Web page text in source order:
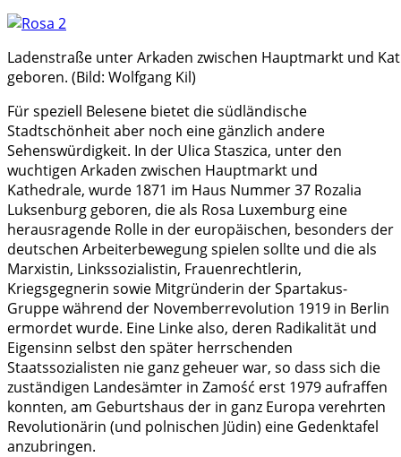
Ladenstraße unter Arkaden zwischen Hauptmarkt und
geboren. (Bild: Wolfgang Kil)
Für speziell Belesene bietet die südländische
Stadtschönheit aber noch eine gänzlich andere
Sehenswürdigkeit. In der Ulica Staszica, unter den
wuchtigen Arkaden zwischen Hauptmarkt und
Kathedrale, wurde 1871 im Haus Nummer 37 Rozalia
Luksenburg geboren, die als Rosa Luxemburg eine
herausragende Rolle in der europäischen, besonders der
deutschen Arbeiterbewegung spielen sollte und die als
Marxistin, Linkssozialistin, Frauenrechtlerin,
Kriegsgegnerin sowie Mitgründerin der Spartakus-
Gruppe während der Novemberrevolution 1919 in Berlin
ermordet wurde. Eine Linke also, deren Radikalität und
Eigensinn selbst den später herrschenden
Staatssozialisten nie ganz geheuer war, so dass sich die
zuständigen Landesämter in Zamość erst 1979 aufraffen
konnten, am Geburtshaus der in ganz Europa verehrten
Revolutionärin (und polnischen Jüdin) eine Gedenktafel
anzubringen.